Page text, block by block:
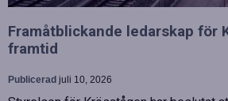
Framåtblickande ledarskap för
framtid
Publicerad juli 10, 2026